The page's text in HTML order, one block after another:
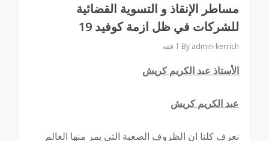
مساطر الإنقاذ و التسوية القضائية
للشركات في ظل ازمة كوفيد 19
By admin-kerrich فقه
الأستاذ عبد الكريم كريش
عبد الكريم كريش
نعرف كلنا ان الظروف الصعبة التي يمر منها العالم